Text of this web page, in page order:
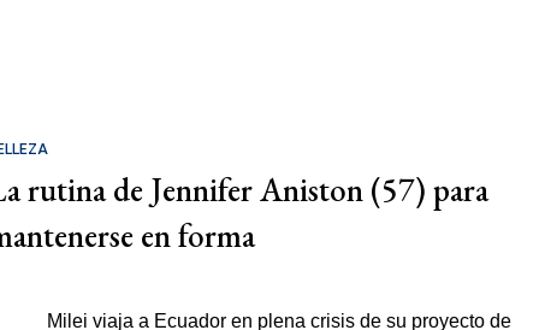
rutina de Jennifer Aniston (57) para
en forma